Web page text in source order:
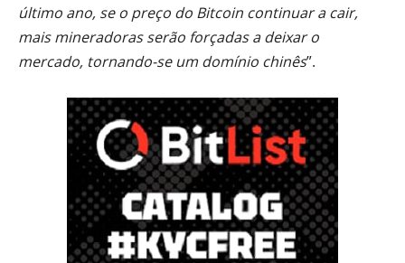
último ano, se o preço do Bitcoin continuar a cair,
mais mineradoras serão forçadas a deixar o
mercado, tornando-se um domínio chinês”.